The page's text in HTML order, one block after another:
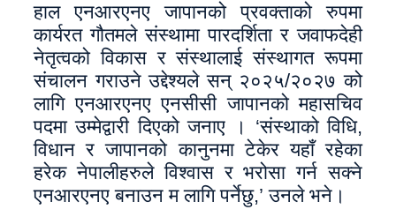
हाल एनआरएनए जापानको प्रवक्ताको रुपमा
कार्यरत गौतमले संस्थामा पारदर्शिता र जवाफदेही
नेतृत्वको विकास र संस्थालाई संस्थागत रूपमा
संचालन गराउने उद्देश्यले सन् २०२५/२०२७ को
लागि एनआरएनए एनसीसी जापानको महासचिव
पदमा उम्मेद्वारी दिएको जनाए । ‘संस्थाको विधि,
विधान र जापानको कानुनमा टेकेर यहाँ रहेका
हरेक नेपालीहरुले विश्वास र भरोसा गर्न सक्ने
एनआरएनए बनाउन म लागि पर्नेछु,’ उनले भने।